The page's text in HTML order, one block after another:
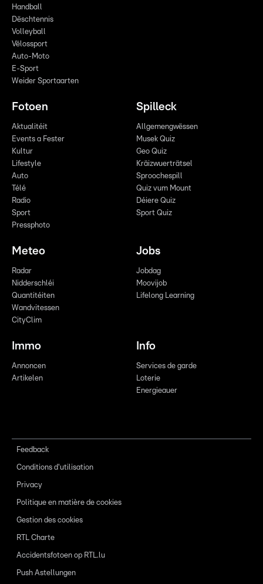
Handball
Dëschtennis
Volleyball
Vëlossport
Auto-Moto
E-Sport
Weider Sportaarten
Fotoen
Aktualitéit
Events a Fester
Kultur
Lifestyle
Auto
Télé
Radio
Sport
Pressphoto
Spilleck
Allgemengwëssen
Musek Quiz
Geo Quiz
Kräizwuerträtsel
Sproochespill
Quiz vum Mount
Déiere Quiz
Sport Quiz
Meteo
Radar
Nidderschléi
Quantitéiten
Wandvitessen
CityClim
Jobs
Jobdag
Moovijob
Lifelong Learning
Immo
Annoncen
Artikelen
Info
Services de garde
Loterie
Energieauer
Feedback
Conditions d'utilisation
Privacy
Politique en matière de cookies
Gestion des cookies
RTL Charte
Accidentsfotoen op RTL.lu
Push Astellungen